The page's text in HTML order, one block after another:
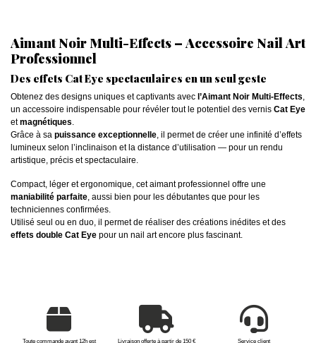
Aimant Noir Multi-Effects – Accessoire Nail Art
Professionnel
Des effets Cat Eye spectaculaires en un seul geste
Obtenez des designs uniques et captivants avec l’Aimant Noir Multi-Effects,
un accessoire indispensable pour révéler tout le potentiel des vernis Cat Eye
etmagnétiques.
Grâce à sa puissance exceptionnelle, il permet de créer une infinité d’effets
lumineux selon l’inclinaison et la distance d’utilisation — pour un rendu
artistique, précis et spectaculaire.
Compact, léger et ergonomique, cet aimant professionnel offre une
maniabilité parfaite, aussi bien pour les débutantes que pour les
techniciennes confirmées.
Utilisé seul ou en duo, il permet de réaliser des créations inédites et des
effets double Cat Eye pour un nail art encore plus fascinant.
Toute commande avant 12h est Livraison offerte à partir de 150 € Service client